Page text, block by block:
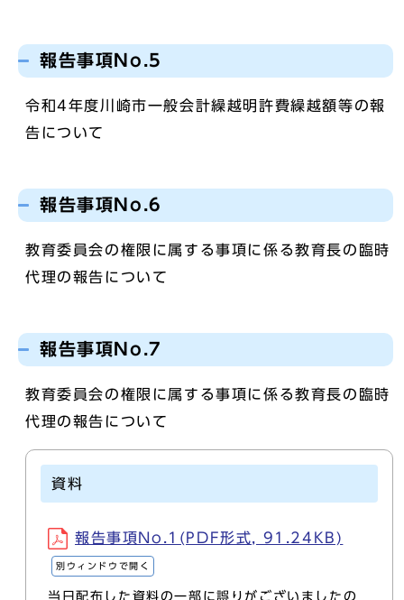
報告事項No.5
令和4年度川崎市一般会計繰越明許費繰越額等の報
告について
報告事項No.6
教育委員会の権限に属する事項に係る教育長の臨時
代理の報告について
報告事項No.7
教育委員会の権限に属する事項に係る教育長の臨時
代理の報告について
資料
報告事項No.1(PDF形式, 91.24KB)
別ウィンドウで開く
当日配布した資料の一部に誤りがございましたの